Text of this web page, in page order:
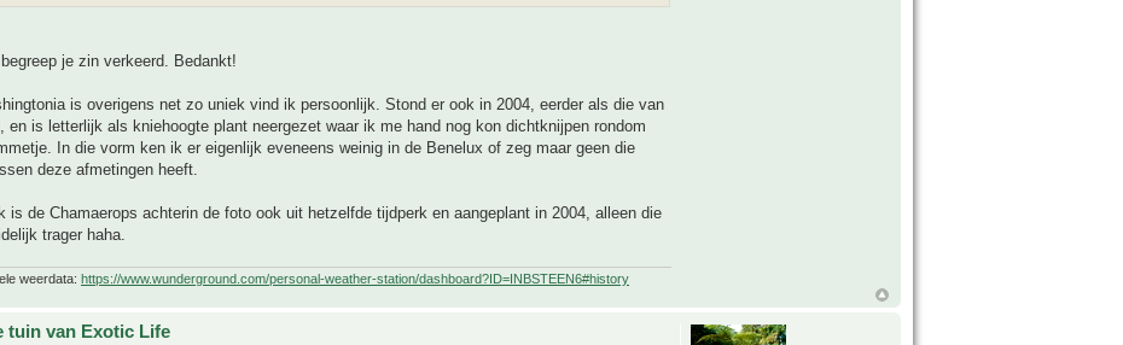
je zin verkeerd. Bedankt!
is overigens net zo uniek vind ik persoonlijk. Stond er ook in 2004, eerder als die van
en is letterlijk als kniehoogte plant neergezet waar ik me hand nog kon dichtknijpen rondom
In die vorm ken ik er eigenlijk eveneens weinig in de Benelux of zeg maar geen die
deze afmetingen heeft.
is de Chamaerops achterin de foto ook uit hetzelfde tijdperk en aangeplant in 2004, alleen die
trager haha.
weerdata: https://www.wunderground.com/personal-weather-station/dashboard?ID=INBSTEEN6#history
tuin van Exotic Life